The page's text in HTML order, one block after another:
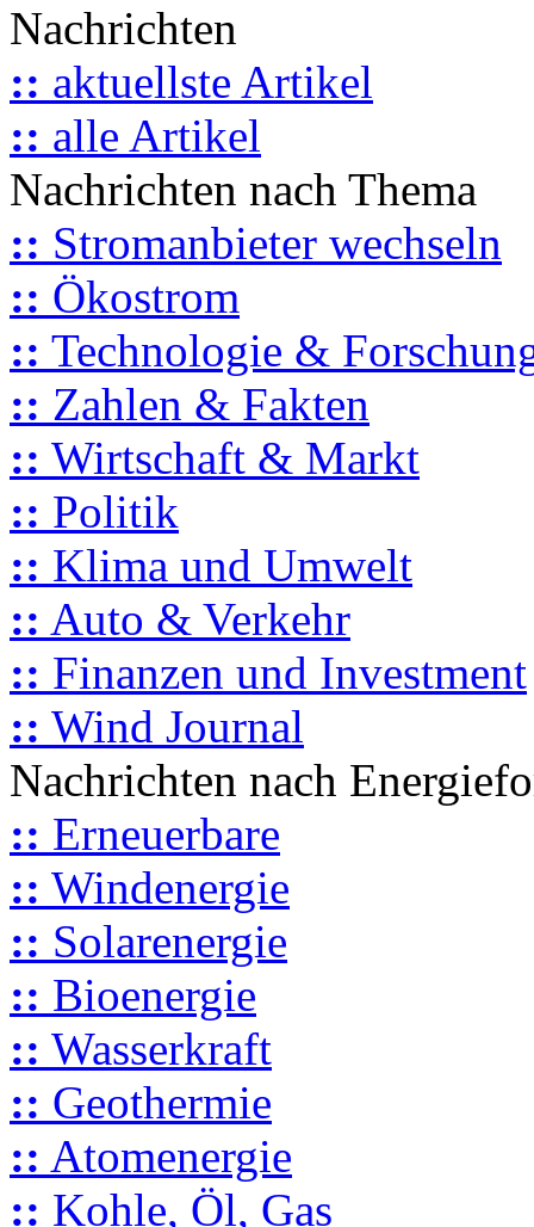
Nachrichten
:: aktuellste Artikel
:: alle Artikel
Nachrichten nach Thema
:: Stromanbieter wechseln
:: Ökostrom
:: Technologie &
:: Zahlen & Fakten
:: Wirtschaft & Markt
:: Politik
:: Klima und Umwelt
:: Auto & Verkehr
:: Finanzen und Investment
:: Wind Journal
Nachrichten nach
:: Erneuerbare
:: Windenergie
:: Solarenergie
:: Bioenergie
:: Wasserkraft
:: Geothermie
:: Atomenergie
:: Kohle, Öl, Gas